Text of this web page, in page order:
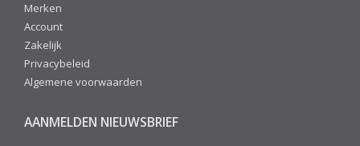
Merken
Account
Zakelijk
Privacybeleid
Algemene voorwaarden
AANMELDEN NIEUWSBRIEF